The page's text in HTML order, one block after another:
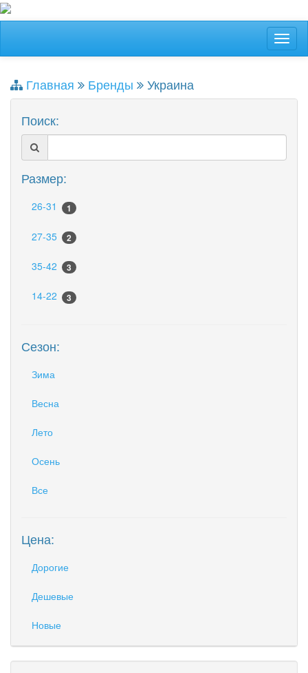
Главная Бренды
Украина
Поиск:
Размер:
26-31 1
27-35 2
35-42 3
14-22 3
Сезон:
Зима
Весна
Лето
Осень
Все
Цена:
Дорогие
Дешевые
Новые